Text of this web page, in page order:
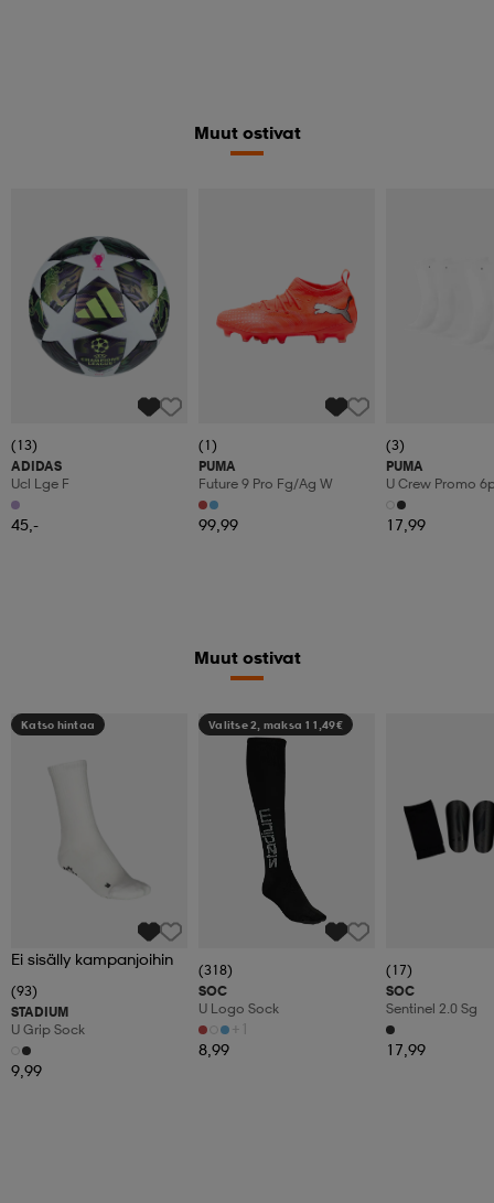
Muut ostivat
(13)
ADIDAS
Ucl Lge F
45,-
(1)
PUMA
Future 9 Pro Fg/ag W
99,99
(3)
PUMA
U Crew Promo
17,99
Muut ostivat
Katso hintaa
Ei sisälly kampanjoihin
(93)
STADIUM
U Grip Sock
9,99
Valitse 2, maksa 11,49€
(318)
SOC
U Logo Sock
+1
8,99
(17)
SOC
Sentinel 2.0 Sg
17,99